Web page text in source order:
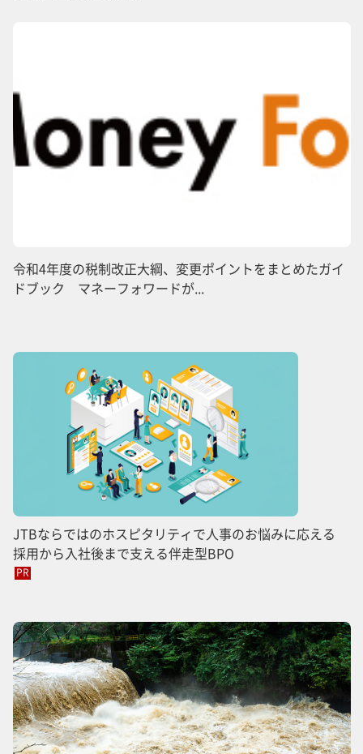
令和4年度の税制改正大綱、変更ポイントをまとめたガイ
ドブック マネーフォワードが...
JTBならではのホスピタリティで人事のお悩みに応える
採用から入社後まで支える伴走型BPO
PR